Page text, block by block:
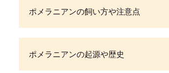
ポメラニアンの飼い方や注意点
ポメラニアンの起源や歴史